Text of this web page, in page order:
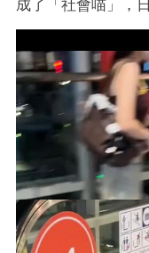
成了「社會喵」，